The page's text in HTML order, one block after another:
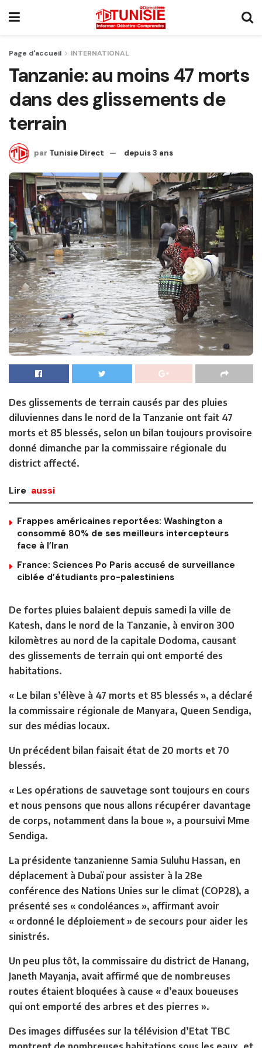
Page d'accueil INTERNATIONAL
Tanzanie: au moins 47 morts
dans des glissements de
terrain
par Tunisie Direct depuis 3 ans
Des glissements de terrain causés par des pluies
diluviennes dans le nord de la Tanzanie ont fait 47
morts et 85 blessés, selon un bilan toujours provisoire
donné dimanche par la commissaire régionale du
district affecté.
Lire aussi
Frappes américaines reportées: Washington a
consommé 80% de ses meilleurs intercepteurs
face à l’Iran
France: Sciences Po Paris accusé de surveillance
ciblée d’étudiants pro-palestiniens
De fortes pluies balaient depuis samedi la ville de
Katesh, dans le nord de la Tanzanie, à environ 300
kilomètres au nord de la capitale Dodoma, causant
des glissements de terrain qui ont emporté des
habitations.
« Le bilan s’élève à 47 morts et 85 blessés », a déclaré
la commissaire régionale de Manyara, Queen Sendiga,
sur des médias locaux.
Un précédent bilan faisait état de 20 morts et 70
blessés.
« Les opérations de sauvetage sont toujours en cours
et nous pensons que nous allons récupérer davantage
de corps, notamment dans la boue », a poursuivi Mme
Sendiga.
La présidente tanzanienne Samia Suluhu Hassan, en
déplacement à Dubaï pour assister à la 28e
conférence des Nations Unies sur le climat (COP28), a
présenté ses « condoléances », affirmant avoir
« ordonné le déploiement » de secours pour aider les
sinistrés.
Un peu plus tôt, la commissaire du district de Hanang,
Janeth Mayanja, avait affirmé que de nombreuses
routes étaient bloquées à cause « d’eaux boueuses
qui ont emporté des arbres et des pierres ».
Des images diffusées sur la télévision d’Etat TBC